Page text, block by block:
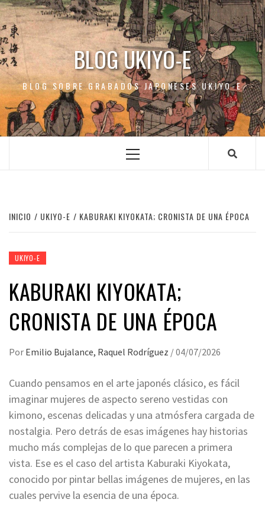
Saltar
al
contenido
BLOG UKIYO-E
BLOG SOBRE GRABADOS JAPONESES UKIYO-E
Menú
INICIO UKIYO-E KABURAKI KIYOKATA; CRONISTA DE UNA ÉPOCA
UKIYO-E
KABURAKI KIYOKATA;
CRONISTA DE UNA ÉPOCA
Por Emilio Bujalance, Raquel Rodríguez /04/07/2026
Cuando pensamos en el arte japonés clásico, es fácil
imaginar mujeres de aspecto sereno vestidas con
kimono, escenas delicadas y una atmósfera cargada de
nostalgia. Pero detrás de esas imágenes hay historias
mucho más complejas de lo que parecen a primera
vista. Ese es el caso del artista Kaburaki Kiyokata,
conocido por pintar bellas imágenes de mujeres, en las
cuales pervive la esencia de una época.